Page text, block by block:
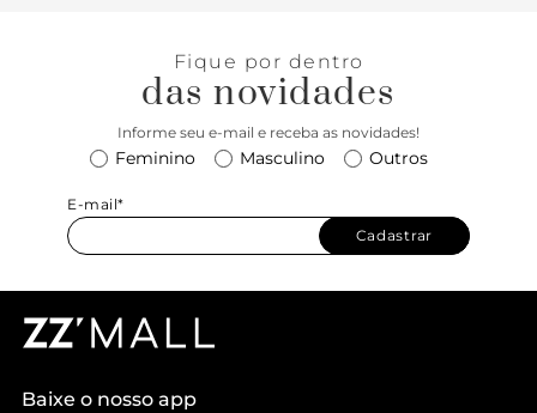
Fique por dentro
das novidades
Informe seu e-mail e receba as novidades!
Feminino Masculino Outros
E-mail*
Cadastrar
Baixe o nosso app